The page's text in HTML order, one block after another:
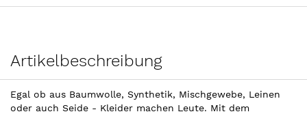
Artikelbeschreibung
Egal ob aus Baumwolle, Synthetik, Mischgewebe, Leinen
oder auch Seide - Kleider machen Leute. Mit dem